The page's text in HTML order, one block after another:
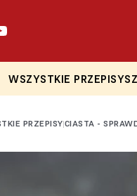
WSZYSTKIE PRZEPISY
PRZEPISY|CIASTA -